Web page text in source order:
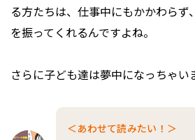
る方たちは、仕事中にもかかわらず
を振ってくれるんですよね。
さらに子ども達は夢中になっちゃい
＜あわせて読みたい！＞